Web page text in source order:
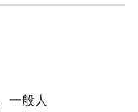
一般人